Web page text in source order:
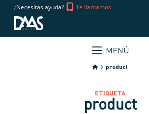
¿Necesitas ayuda? Te llamamos
MENÚ
product
ETIQUETA
product